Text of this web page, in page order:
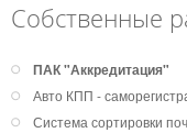
Собственные
ПАК "Аккредитация"
Авто КПП -
Система сортировки